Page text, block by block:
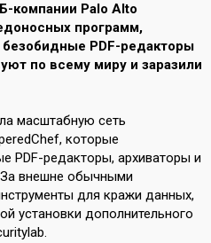
компании Palo Alto
программ,
PDF-редакторы
по всему миру и заразили
масштабную сеть
которые
PDF-редакторы, архиваторы и
За внешне обычными
для кражи данных,
установки дополнительного